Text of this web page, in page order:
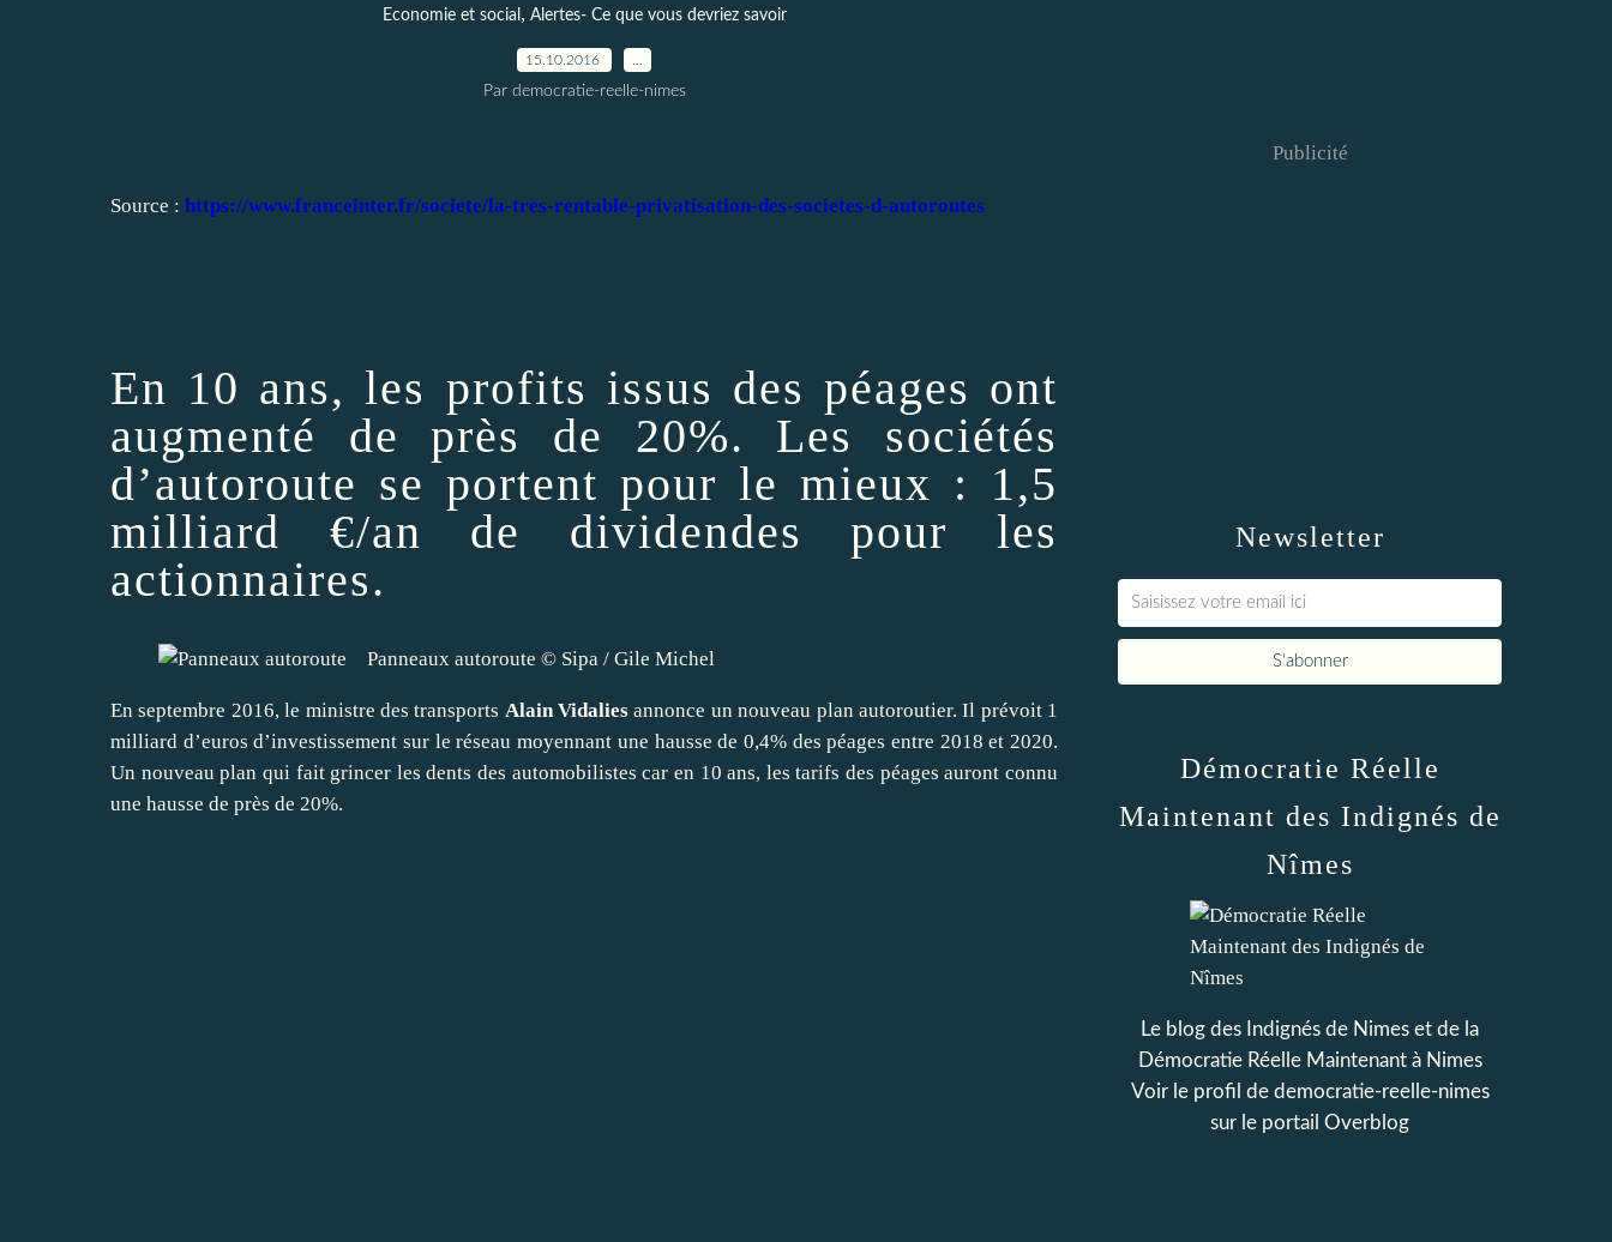
Economie et social , Alertes- Ce que vous devriez savoir
15.10.2016
Par democratie-reelle-nimes
Source : https://www.franceinter.fr/societe/la-tres-rentable-privatisation-des-societes-d-autoroutes
En 10 ans, les profits issus des péages ont
augmenté de près de 20%. Les sociétés
d’autoroute se portent pour le mieux : 1,5
milliard €/an de dividendes pour les
actionnaires.
Panneaux autoroute © Sipa / Gile Michel
En septembre 2016, le ministre des transports Alain Vidalies annonce un nouveau plan autoroutier. Il prévoit 1
milliard d’euros d’investissement sur le réseau moyennant une hausse de 0,4% des péages entre 2018 et 2020.
Un nouveau plan qui fait grincer les dents des automobilistes car en 10 ans, les tarifs des péages auront connu
une hausse de près de 20%.
Newsletter
Publicité
Démocratie Réelle
Maintenant des Indignés de
Nîmes
Le blog des Indignés de Nimes et de la
Démocratie Réelle Maintenant à Nimes
Voir le profil de democratie-reelle-nimes
sur le portail Overblog